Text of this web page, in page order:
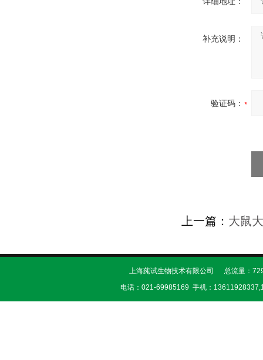
补充说明：
验证码：
上一篇： 大鼠
上海莼试生物技术有限公司 总流量：
电话：021-69985169 手机：